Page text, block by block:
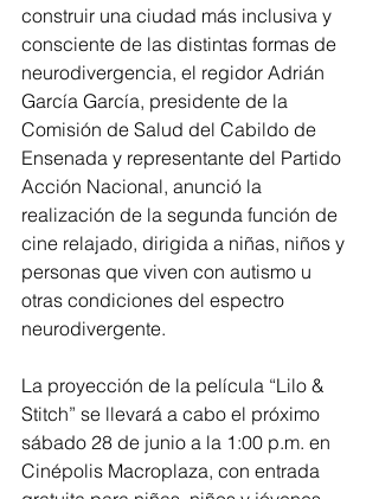
construir una ciudad más inclusiva y
consciente de las distintas formas de
neurodivergencia, el regidor Adrián
García García, presidente de la
Comisión de Salud del Cabildo de
Ensenada y representante del Partido
Acción Nacional, anunció la
realización de la segunda función de
cine relajado, dirigida a niñas, niños y
personas que viven con autismo u
otras condiciones del espectro
neurodivergente.
La proyección de la película “Lilo &
Stitch” se llevará a cabo el próximo
sábado 28 de junio a la 1:00 p.m. en
Cinépolis Macroplaza, con entrada